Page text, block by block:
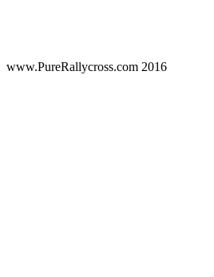
www.PureRallycross.com 2016